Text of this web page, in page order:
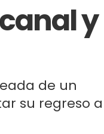
y
de un
su regreso a